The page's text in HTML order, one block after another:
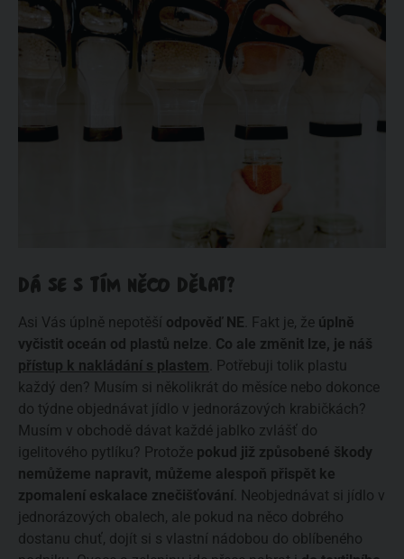
DÁ SE S TÍM NĚCO DĚLAT?
Asi Vás úplně nepotěší odpověď NE . Fakt je, že úplně
vyčistit oceán od plastů nelze Co ale změnit lze, je náš
přístup k nakládání s plastem . Potřebuji tolik plastu
každý den? Musím si několikrát do měsíce nebo dokonce
do týdne objednávat jídlo v jednorázových krabičkách?
Musím v obchodě dávat každé jablko zvlášť do
igelitového pytlíku? Protože pokud již způsobené škody
nemůžeme napravit, můžeme alespoň přispět ke
zpomalení eskalace znečišťování . Neobjednávat si jídlo v
jednorázových obalech, ale pokud na něco dobrého
dostanu chuť, dojít si s vlastní nádobou do oblíbeného